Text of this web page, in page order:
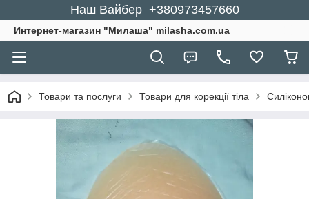
Наш Вайбер +380973457660
Интернет-магазин "Милаша" milasha.com.ua
Товари та послуги Товари для корекції тіла